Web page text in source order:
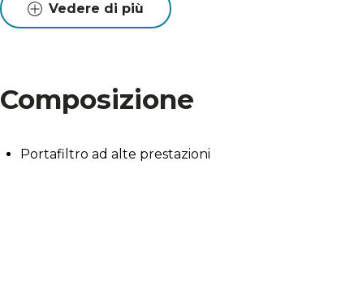
Vedere di più
Composizione
Portafiltro ad alte prestazioni